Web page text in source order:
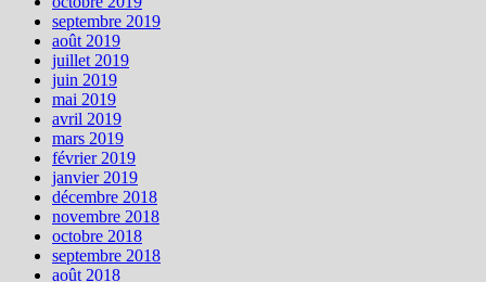
septembre 2019
août 2019
juillet 2019
juin 2019
mai 2019
avril 2019
mars 2019
février 2019
janvier 2019
décembre 2018
novembre 2018
octobre 2018
septembre 2018
août 2018